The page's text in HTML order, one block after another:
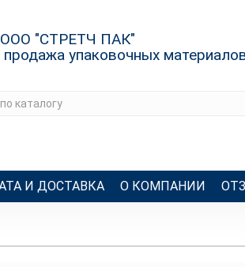
ООО "СТРЕТЧ ПАК"
упаковочных
И ДОСТАВКА О КОМПАНИИ